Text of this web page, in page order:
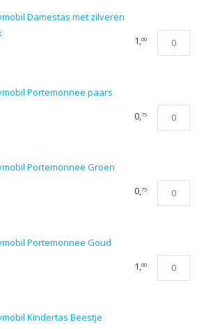
Playmobil
Damestas
aantal
Damestas met zilveren
1,00
Playmobil
Portemonnee paars
0,75
Playmobil
Portemonnee Groen
0,75
Playmobil
Portemonnee Goud
1,00
Kindertas Beestje